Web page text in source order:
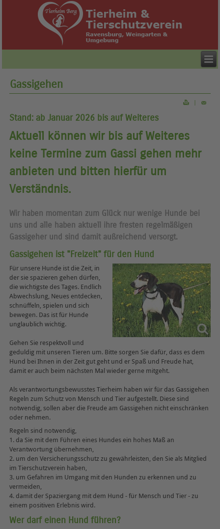
Gassigehen
|
Stand: ab Januar 2026 bis auf Weiteres
Aktuell können wir bis auf Weiteres
keine Termine zum Gassi gehen mehr
anbieten und bitten hierfür um
Verständnis.
Wir haben momentan zum Glück nur wenige Hunde bei
uns und alle haben aktuell ihre fresten regelmäßigen
Gassigeher und sind damit außreichend versorgt.
Gassigehen ist "Freizeit" für den Hund
Für unsere Hunde ist die Zeit, in
der sie spazieren gehen dürfen,
die wichtigste des Tages. Endlich
Abwechslung, Neues entdecken,
schnüffeln, spielen und sich
bewegen. Das ist für Hunde
unglaublich wichtig.
Gehen Sie respektvoll und
geduldig mit unseren Tieren um. Bitte sorgen Sie dafür, dass es dem
Hund bei Ihnen in der Zeit gut geht und er Spaß und Freude hat,
damit er auch beim nächsten Mal wieder gerne mitgeht.
Als verantwortungsbewusstes Tierheim haben wir für das Gassigehen
Regeln zum Schutz von Mensch und Tier aufgestellt. Diese sind
notwendig, sollen aber die Freude am Gassigehen nicht einschränken
oder nehmen.
Regeln sind notwendig,
1. da Sie mit dem Führen eines Hundes ein hohes Maß an
Verantwortung übernehmen,
2. um den Versicherungsschutz zu gewährleisten, den Sie als Mitglied
im Tierschutzverein haben,
3. um Gefahren im Umgang mit den Hunden zu erkennen und zu
vermeiden,
4. damit der Spaziergang mit dem Hund - für Mensch und Tier - zu
einem positiven Erlebnis wird.
Wer darf einen Hund führen?